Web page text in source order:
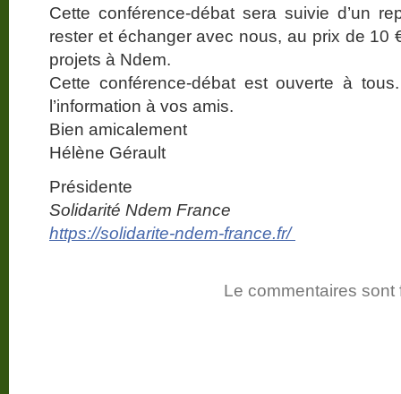
Cette conférence-débat sera suivie d’un
rester et échanger avec nous, au prix de 10
projets à Ndem.
Cette conférence-débat est ouverte à
l’information à vos amis.
Bien amicalement
Hélène Gérault
Présidente
Solidarité Ndem France
https://solidarite-ndem-france.fr/
Le commentaires sont